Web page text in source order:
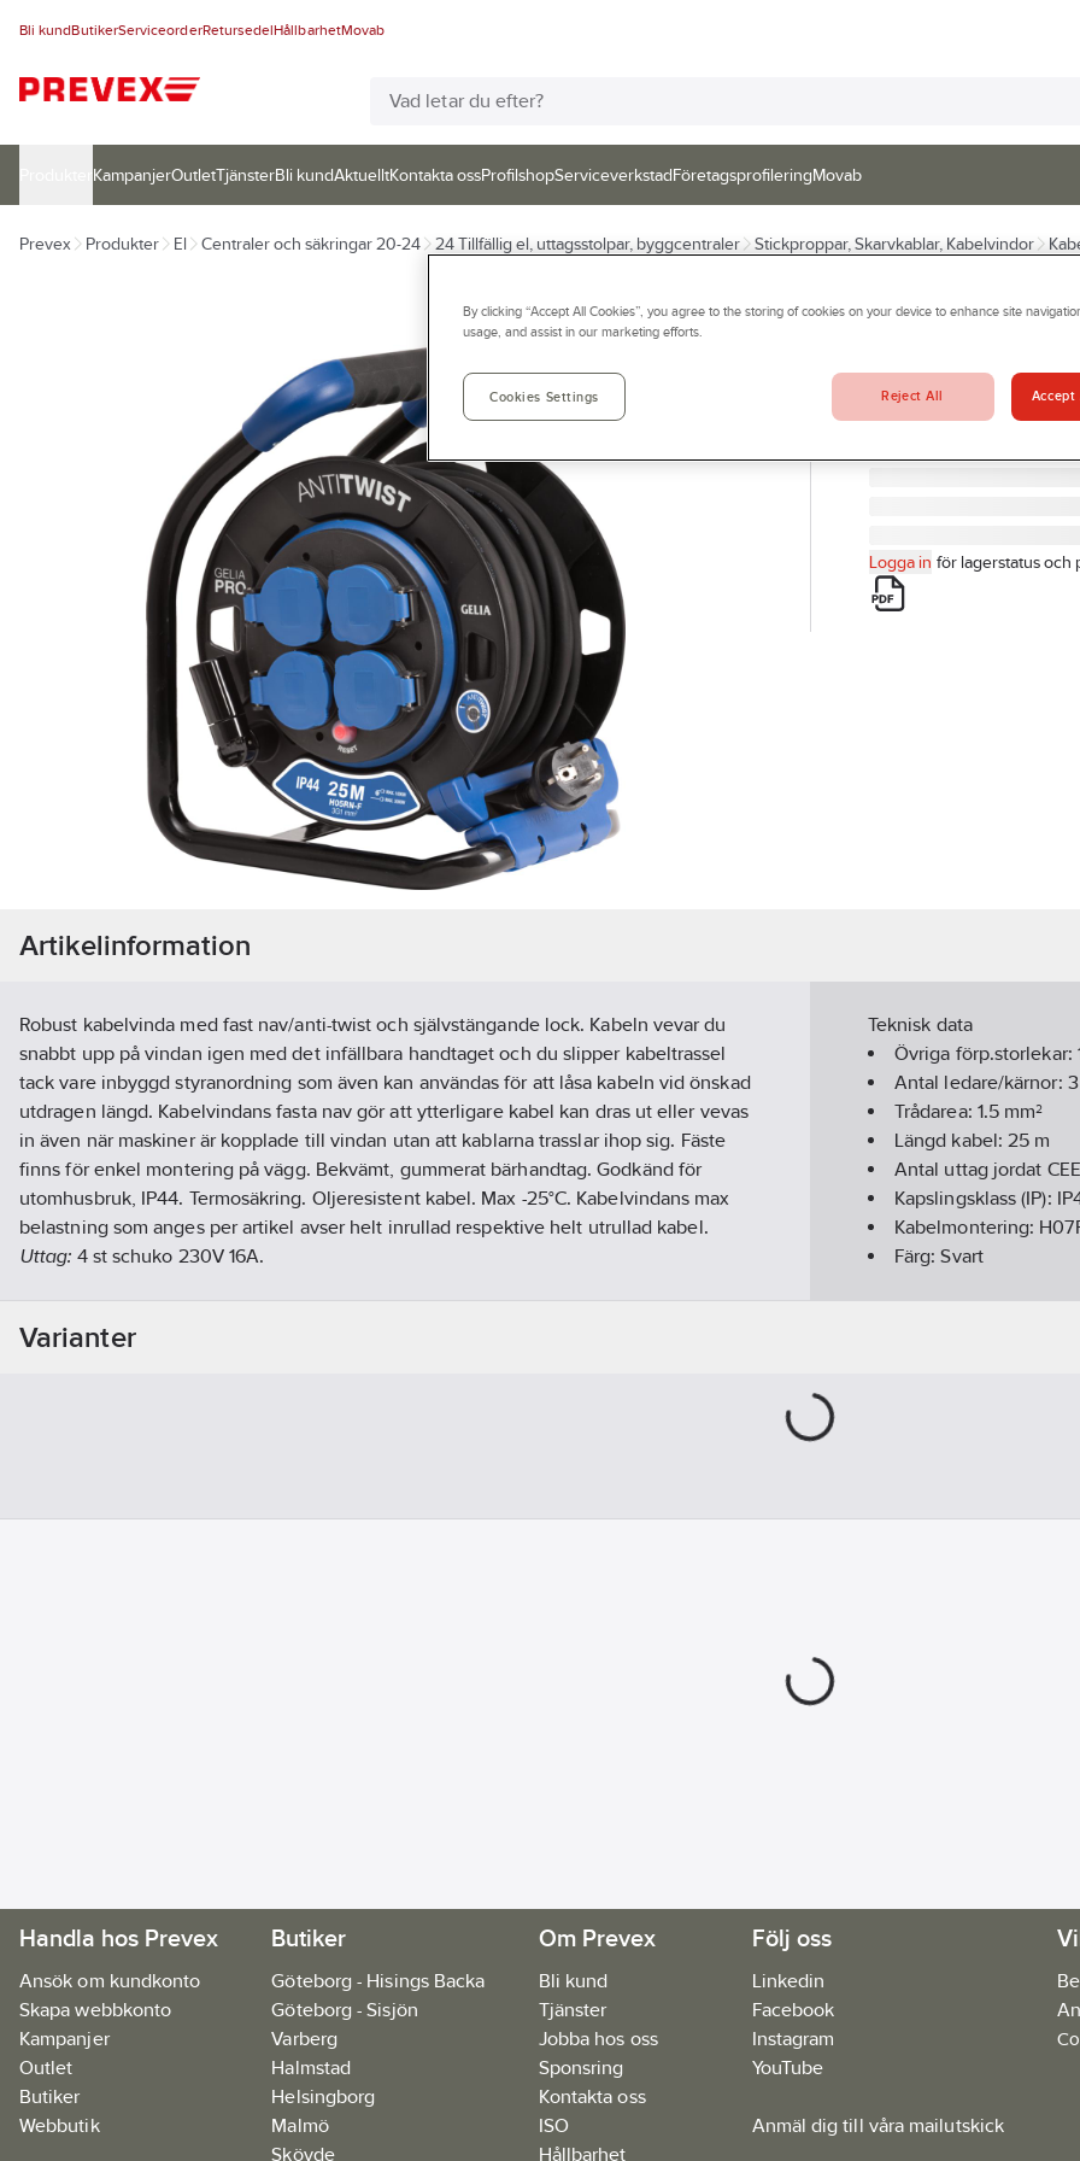
Bli kundButikerServiceorderRetursedelHållbarhetMovab
KampanjerOutletTjänsterBli kundAktuelltKontakta ossProfilshopServiceverkstadFöretagsprofileringMovab
Prevex Produkter El Centraler och säkringar 20-24 24 Tillfällig el, uttagsstolpar, byggcentraler Stickproppar, Skarvkablar, Kabelvindor
GELIA
KABELVINDA FAST
Artikelnr: 914025
Logga in för lagerstatus och
Artikelinformation
Robust kabelvinda med fast nav/anti-twist och självstängande lock. Kabeln vevar du
snabbt upp på vindan igen med det infällbara handtaget och du slipper kabeltrassel
tack vare inbyggd styranordning som även kan användas för att låsa kabeln vid önskad
utdragen längd. Kabelvindans fasta nav gör att ytterligare kabel kan dras ut eller vevas
in även när maskiner är kopplade till vindan utan att kablarna trasslar ihop sig. Fäste
finns för enkel montering på vägg. Bekvämt, gummerat bärhandtag. Godkänd för
utomhusbruk, IP44. Termosäkring. Oljeresistent kabel. Max -25°C. Kabelvindans max
belastning som anges per artikel avser helt inrullad respektive helt utrullad kabel.
Uttag: 4 st schuko 230V 16A.
Materialklass
Teknisk data
Övriga förp.storlekar:
Antal ledare/kärnor: 3
Trådarea: 1.5 mm²
Längd kabel:25 m
Antal uttag jordat
Kapslingsklass (IP):
Kabelmontering:
Färg:Svart
Varianter
Handla hos Prevex
Ansök om kundkonto
Skapa webbkonto
Kampanjer
Outlet
Butiker
Webbutik
Butiker
Göteborg - Hisings Backa
Göteborg - Sisjön
Varberg
Halmstad
Helsingborg
Malmö
Skövde
Om Prevex
Bli kund
Tjänster
Jobba hos oss
Sponsring
Kontakta oss
ISO
Hållbarhet
Följ oss
Linkedin
Facebook
Instagram
YouTube
Anmäl dig till våra mailutskick
By clicking “Accept All Cookies”, you agree to the storing of cookies on your device to enhance site
usage, and assist in our marketing efforts.
Cookies Settings Reject All Accept